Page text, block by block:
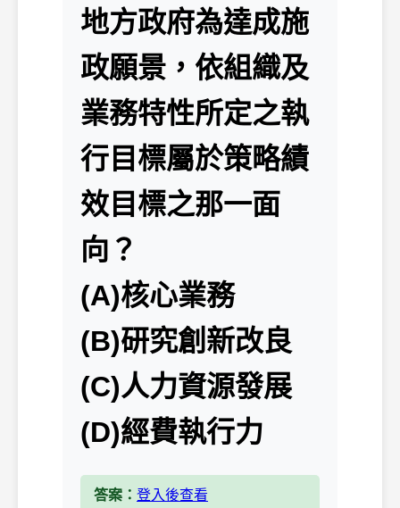
地方政府為達成施
政願景，依組織及
業務特性所定之執
行目標屬於策略績
效目標之那一面
向？
(A)核心業務
(B)研究創新改良
(C)人力資源發展
(D)經費執行力
答案： 登入後查看